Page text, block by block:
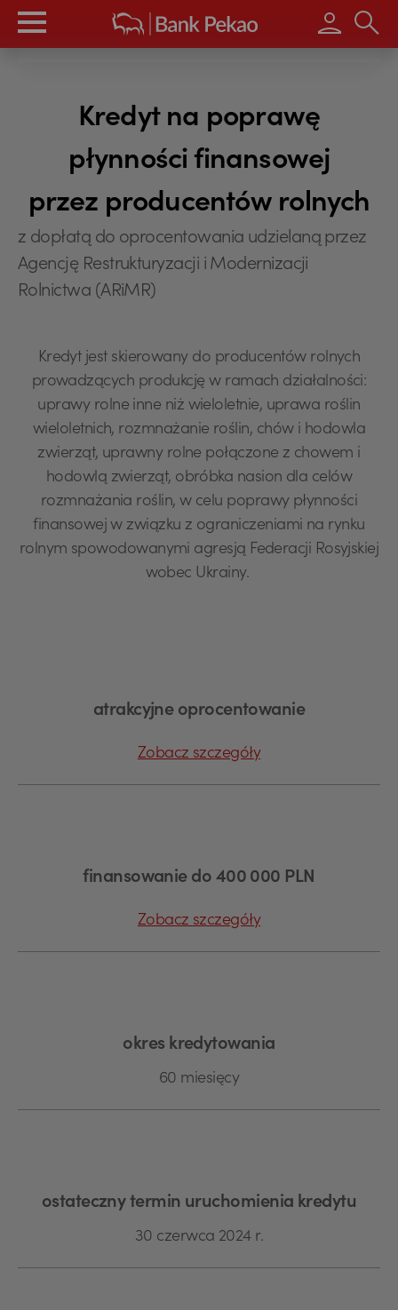
Wpisz
Kredyt na poprawę
płynności finansowej
przez producentów rolnych
z dopłatą do oprocentowania udzielaną przez
Agencję Restrukturyzacji i Modernizacji
Rolnictwa (ARiMR)
Kredyt jest skierowany do producentów rolnych
prowadzących produkcję w ramach działalności:
uprawy rolne inne niż wieloletnie, uprawa roślin
wieloletnich, rozmnażanie roślin, chów i hodowla
zwierząt, uprawny rolne połączone z chowem i
hodowlą zwierząt, obróbka nasion dla celów
rozmnażania roślin, w celu poprawy płynności
finansowej w związku z ograniczeniami na rynku
rolnym spowodowanymi agresją Federacji Rosyjskiej
wobec Ukrainy.
atrakcyjne oprocentowanie
Zobacz szczegóły
finansowanie do 400 000 PLN
Zobacz szczegóły
okres kredytowania
60 miesięcy
ostateczny termin uruchomienia kredytu
30 czerwca 2024 r.